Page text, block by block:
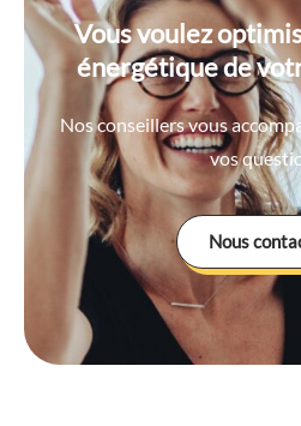
Vous voulez
énergétique de
Nos conseillers vous
vos
Nous